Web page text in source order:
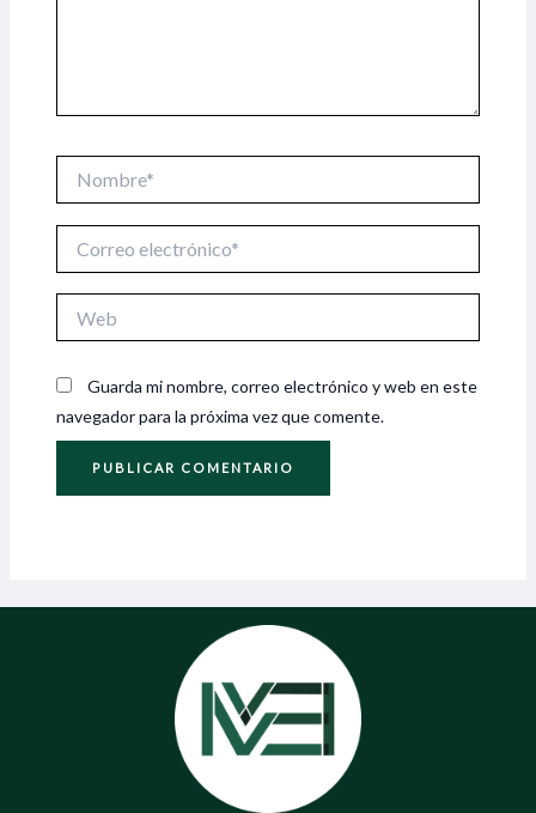
electrónico*
Guarda mi nombre, correo electrónico y web en este
navegador para la próxima vez que comente.